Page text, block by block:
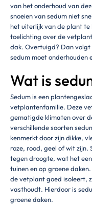
van het onderhoud van
snoeien van sedum niet
het uiterlijk van de plant te
toelichting over de
dak. Overtuigd? Dan volgt
sedum moet onderhouden
Wat is
Sedum is een
vetplantenfamilie. Deze
gematigde klimaten over
verschillende soorten
kenmerkt door zijn dikke,
roze, rood, geel of wit zijn.
tegen droogte, wat het
tuinen en op groene
de vetplant goed isoleert,
vasthoudt. Hierdoor is
groene daken.